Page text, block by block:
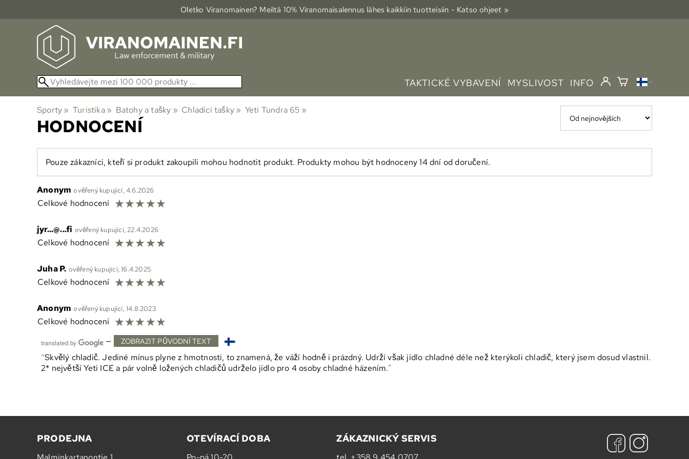
Oletko Viranomainen? Meiltä 10% Viranomais­alennus lähes kaikkiin tuotteisiin - Katso ohjeet »
TAKTICKÉ VYBAVENÍ MYSLIVOST INFO
Sporty‪» Turistika ‪» Batohy a tašky ‪» Chladící tašky‪» Yeti Tundra 65 ‪»
HODNOCENÍ
Pouze zákazníci, kteří si produkt zakoupili mohou hodnotit produkt. Produkty mohou být hodnoceny 14 dní od doručení.
Anonym ověřený kupující, 4.6.2026
Celkové hodnocení ☆☆☆☆☆
jyr...@...fi ověřený kupující, 22.4.2026
Celkové hodnocení ☆☆☆☆☆
Juha P. ověřený kupující, 16.4.2025
Celkové hodnocení ☆☆☆☆☆
Anonym ověřený kupující, 14.8.2023
Celkové hodnocení ☆☆☆☆☆
— ZOBRAZIT PŮVODNÍ TEXT
Skvělý chladič. Jediné mínus plyne z hmotnosti, to znamená, že váží hodně i prázdný. Udrží však jídlo chladné déle než kterýkoli chladič, který jsem dosud vlastnil.
2* největší Yeti ICE a pár volně ložených chladičů udrželo jídlo pro 4 osoby chladné házením.
PRODEJNA OTEVÍRACÍ DOBA ZÁKAZNICKÝ SERVIS